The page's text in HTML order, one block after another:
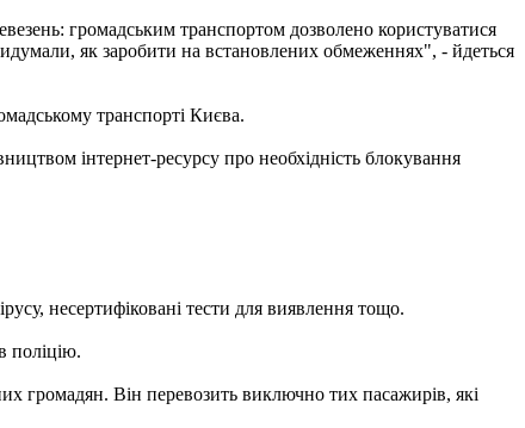
громадським транспортом дозволено користуватися
як заробити на встановлених обмеженнях", - йдеться
транспорті Києва.
інтернет-ресурсу про необхідність блокування
несертифіковані тести для виявлення тощо.
поліцію.
громадян. Він перевозить виключно тих пасажирів, які